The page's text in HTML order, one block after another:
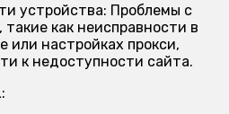
устройства: Проблемы с
как неисправности в
или настройках прокси,
к недоступности сайта.